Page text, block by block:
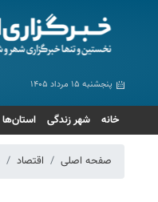
پنجشنبه ۱۵ مرداد ۱۴۰۵
خانه شهر زندگی استان‌ها
صفحه اصلی اقتصاد